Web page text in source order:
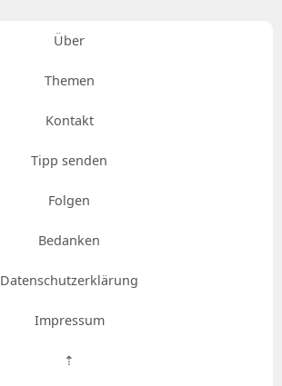
Über
Themen
Kontakt
Tipp senden
Folgen
Bedanken
Datenschutzerklärung
Impressum
⇡